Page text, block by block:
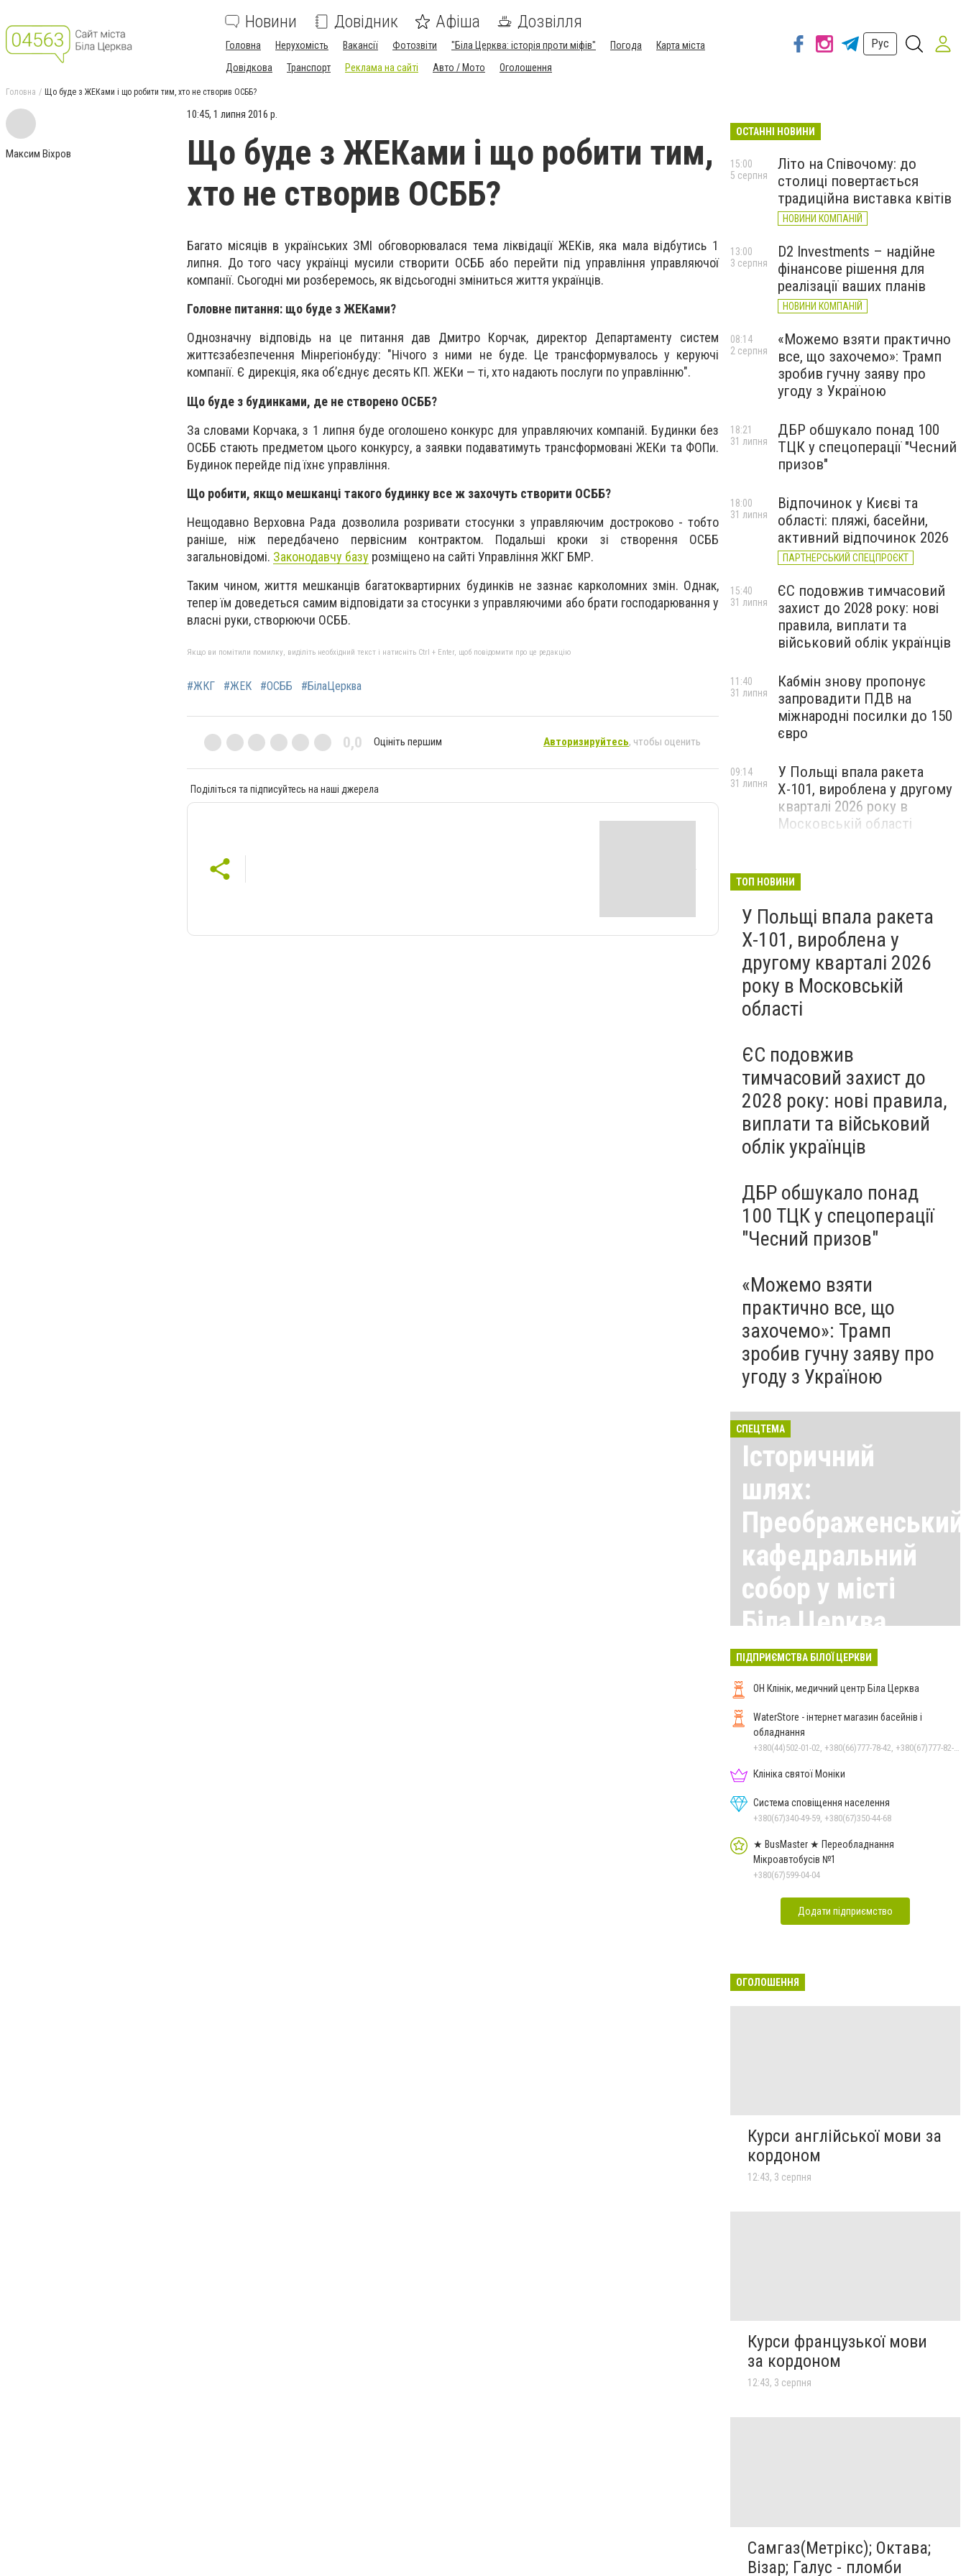
Новини Довідник Афіша Дозвілля
Головна Нерухомість Вакансії Фотозвіти "Біла Церква: історія проти міфів" Погода
Карта міста
Довідкова
Транспорт Реклама на сайті Авто / Мото Оголошення
Рус
Головна Що буде з ЖЕКами і що робити тим, хто не створив ОСББ?
Максим Віхров
10:45, 1 липня 2016 р.
Що буде з ЖЕКами і що робити тим,
хто не створив ОСББ?
Багато місяців в українських ЗМІ обговорювалася тема ліквідації ЖЕКів, яка мала відбутись 1
липня. До того часу українці мусили створити ОСББ або перейти під управління управляючої
компанії. Сьогодні ми розберемось, як відсьогодні зміниться життя українців.
Головне питання: що буде з ЖЕКами?
Однозначну відповідь на це питання дав Дмитро Корчак, директор Департаменту систем
життєзабезпечення Мінрегіонбуду: "Нічого з ними не буде. Це трансформувалось у керуючі
компанії. Є дирекція, яка об’єднує десять КП. ЖЕКи — ті, хто надають послуги по управлінню".
Що буде з будинками, де не створено ОСББ?
За словами Корчака, з 1 липня буде оголошено конкурс для управляючих компаній. Будинки без
ОСББ стають предметом цього конкурсу, а заявки подаватимуть трансформовані ЖЕКи та ФОПи.
Будинок перейде під їхнє управління.
Що робити, якщо мешканці такого будинку все ж захочуть створити ОСББ?
Нещодавно Верховна Рада дозволила розривати стосунки з управляючим достроково - тобто
раніше, ніж передбачено первісним контрактом. Подальші кроки зі створення ОСББ
загальновідомі. Законодавчу базу розміщено на сайті Управління ЖКГ БМР.
Таким чином, життя мешканців багатоквартирних будинків не зазнає карколомних змін. Однак,
тепер їм доведеться самим відповідати за стосунки з управляючими або брати господарювання у
власні руки, створюючи ОСББ.
Якщо ви помітили помилку, виділіть необхідний текст і натисніть Ctrl + Enter, щоб повідомити про це редакцію
#ЖКГ #ЖЕК #ОСББ #БілаЦерква
0,0 Оцініть першим Авторизируйтесь, чтобы оценить
Поділіться та підписуйтесь на наші джерела
ОСТАННІ НОВИНИ
Літо на Співочому: до
столиці повертається
традиційна виставка квітів
НОВИНИ КОМПАНІЙ
15:00
5 серпня
D2 Investments – надійне
фінансове рішення для
реалізації ваших планів
НОВИНИ КОМПАНІЙ
13:00
3 серпня
«Можемо взяти практично
все, що захочемо»: Трамп
зробив гучну заяву про
угоду з Україною
08:14
2 серпня
ДБР обшукало понад 100
ТЦК у спецоперації "Чесний
призов"
18:21
31 липня
Відпочинок у Києві та
області: пляжі, басейни,
активний відпочинок 2026
ПАРТНЕРСЬКИЙ СПЕЦПРОЄКТ
18:00
31 липня
ЄС подовжив тимчасовий
захист до 2028 року: нові
правила, виплати та
військовий облік українців
15:40
31 липня
Кабмін знову пропонує
запровадити ПДВ на
міжнародні посилки до 150
євро
11:40
31 липня
У Польщі впала ракета
Х-101, вироблена у другому
кварталі 2026 року в
Московській області
09:14
31 липня
ТОП НОВИНИ
У Польщі впала ракета
Х-101, вироблена у
другому кварталі 2026
року в Московській
області
ЄС подовжив
тимчасовий захист до
2028 року: нові правила,
виплати та військовий
облік українців
ДБР обшукало понад
100 ТЦК у спецоперації
"Чесний призов"
«Можемо взяти
практично все, що
захочемо»: Трамп
зробив гучну заяву про
угоду з Україною
СПЕЦТЕМА
Історичний
шлях:
Преображенський
кафедральний
собор у місті
Біла Церква
Всі матеріали тут
ПІДПРИЄМСТВА БІЛОЇ ЦЕРКВИ
ОН Клінік, медичний центр Біла Церква
WaterStore - інтернет магазин басейнів і
обладнання
Клініка святої Моніки
Система сповіщення населення
+380(67)340-49-59, +380(67)350-44-68
★ BusMaster ★ Переобладнання
Мікроавтобусів №1
+380(67)599-04-04
Додати підприємство
ОГОЛОШЕННЯ
Курси англійської мови за
кордоном
12:43, 3 серпня
Курси французької мови
за кордоном
12:43, 3 серпня
Самгаз(Метрікс); Октава;
Візар; Галус - пломби